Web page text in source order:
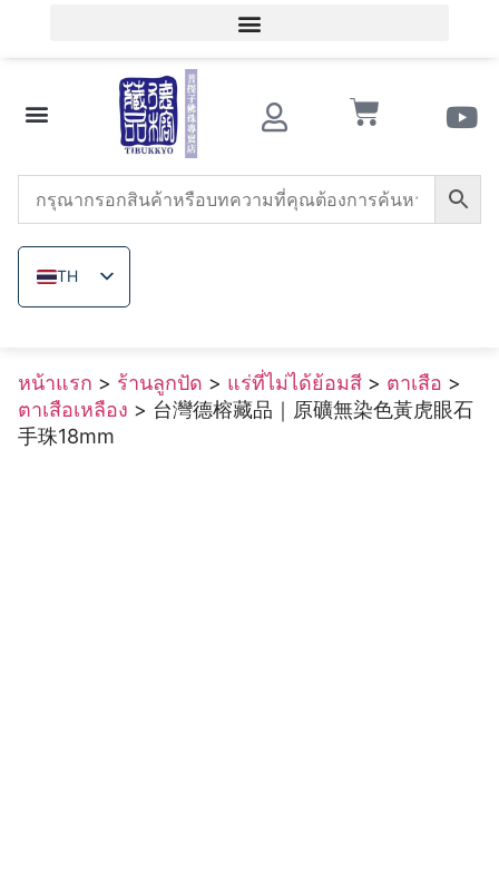
TH
ZH_TW
JA
VI
หน้าแรก > ร้านลูกปัด > แร่ที่ไม่ได้ย้อมสี > ตาเสือ >
ตาเสือเหลือง > 台灣德榕藏品｜原礦無染色黃虎眼石
手珠18mm